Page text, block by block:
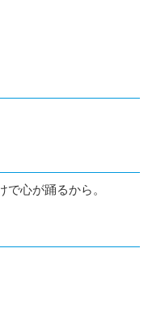
心が踊るから。